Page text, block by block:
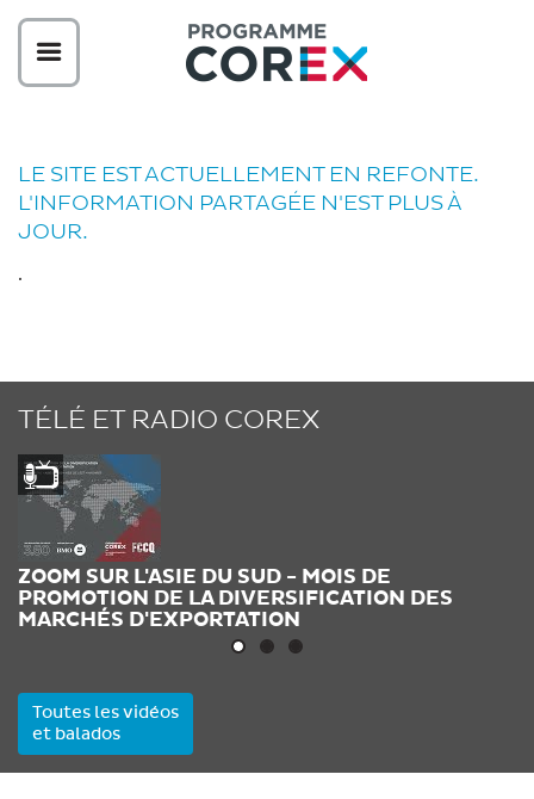
LE SITE EST ACTUELLEMENT EN REFONTE.
L'INFORMATION PARTAGÉE N'EST PLUS À
JOUR.
.
TÉLÉ ET RADIO COREX
ZOOM SUR L'ASIE DU SUD - MOIS DE
PROMOTION DE LA DIVERSIFICATION DES
MARCHÉS D'EXPORTATION
Toutes les vidéos
et balados